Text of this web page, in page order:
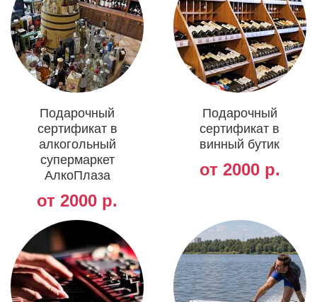
Подарочный
сертификат в
алкогольный
супермаркет
АлкоПлаза
от 2000 р.
Подарочный
сертификат в
винный бутик
от 2000 р.